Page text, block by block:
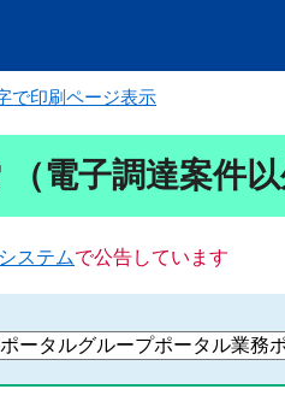
で印刷ページ表示
電子調達案件以
ステムで公告しています